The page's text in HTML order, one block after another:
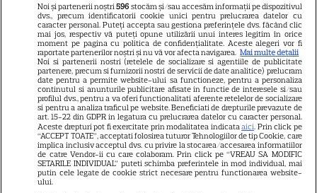
11
VEDETE ROMÂNEŞTI
Chef Orlando Zaharia și soția
lui, Mădălina, au împlinit 22 de
ani de căsnicie. Cum arătau în
ziua nunții și povestea lor de
iubire
VEDETE ROMÂNEŞTI
Cine este Cosmin Curticăpean,
Noi și partenerii noștri596 stocăm și/sau accesăm informații pe dispozitivul
dvs., precum identificatorii cookie unici pentru prelucrarea datelor cu
caracter personal. Puteți accepta sau gestiona preferințele dvs. făcând clic
mai jos, respectiv vă puteți opune utilizării unui interes legitim în orice
moment pe pagina cu politica de confidențialitate. Aceste alegeri vor fi
raportate partenerilor noștri și nu vă vor afecta navigarea. Mai multe detalii
Noi si partenerii nostri (retelele de socializare si agentiile de publicitate
partenere, precum si furnizorii nostri de servicii de date analitice) prelucram
date pentru a permite website-ului sa functioneze, pentru a personaliza
continutul si anunturile publicitare afisate in functie de interesele si/sau
profilul dvs., pentru a va oferi functionalitati aferente retelelor de socializare
si pentru a analiza traficul pe website. Beneficiati de drepturile prevazute de
art. 15-22 din GDPR in legatura cu prelucrarea datelor cu caracter personal.
Aceste drepturi pot fi exercitate prin modalitatea indicataaici. Prin click pe
“ACCEPT TOATE”, acceptati folosirea tuturor Tehnologiilor de tip Cookie, care
implica inclusiv acceptul dvs. cu privire la stocarea/accesarea informatiilor
de catre Vendor-ii cu care colaboram. Prin click pe “VREAU SA MODIFIC
SETARILE INDIVIDUAL” puteti schimba preferintele in mod individual, mai
putin cele legate de cookie strict necesare pentru functionarea website-
ului.